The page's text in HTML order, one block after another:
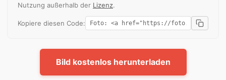
Nutzung außerhalb der Lizenz.
Kopiere diesen Code:
Bild kostenlos herunterladen